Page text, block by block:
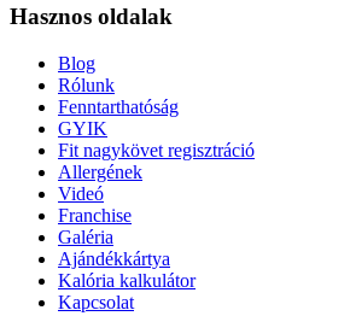
Hasznos oldalak
Blog
Rólunk
Fenntarthatóság
GYIK
Fit nagykövet regisztráció
Allergének
Videó
Franchise
Galéria
Ajándékkártya
Kalória kalkulátor
Kapcsolat